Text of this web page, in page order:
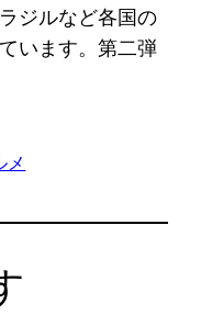
ジルなど各国の
います。第二弾
メ